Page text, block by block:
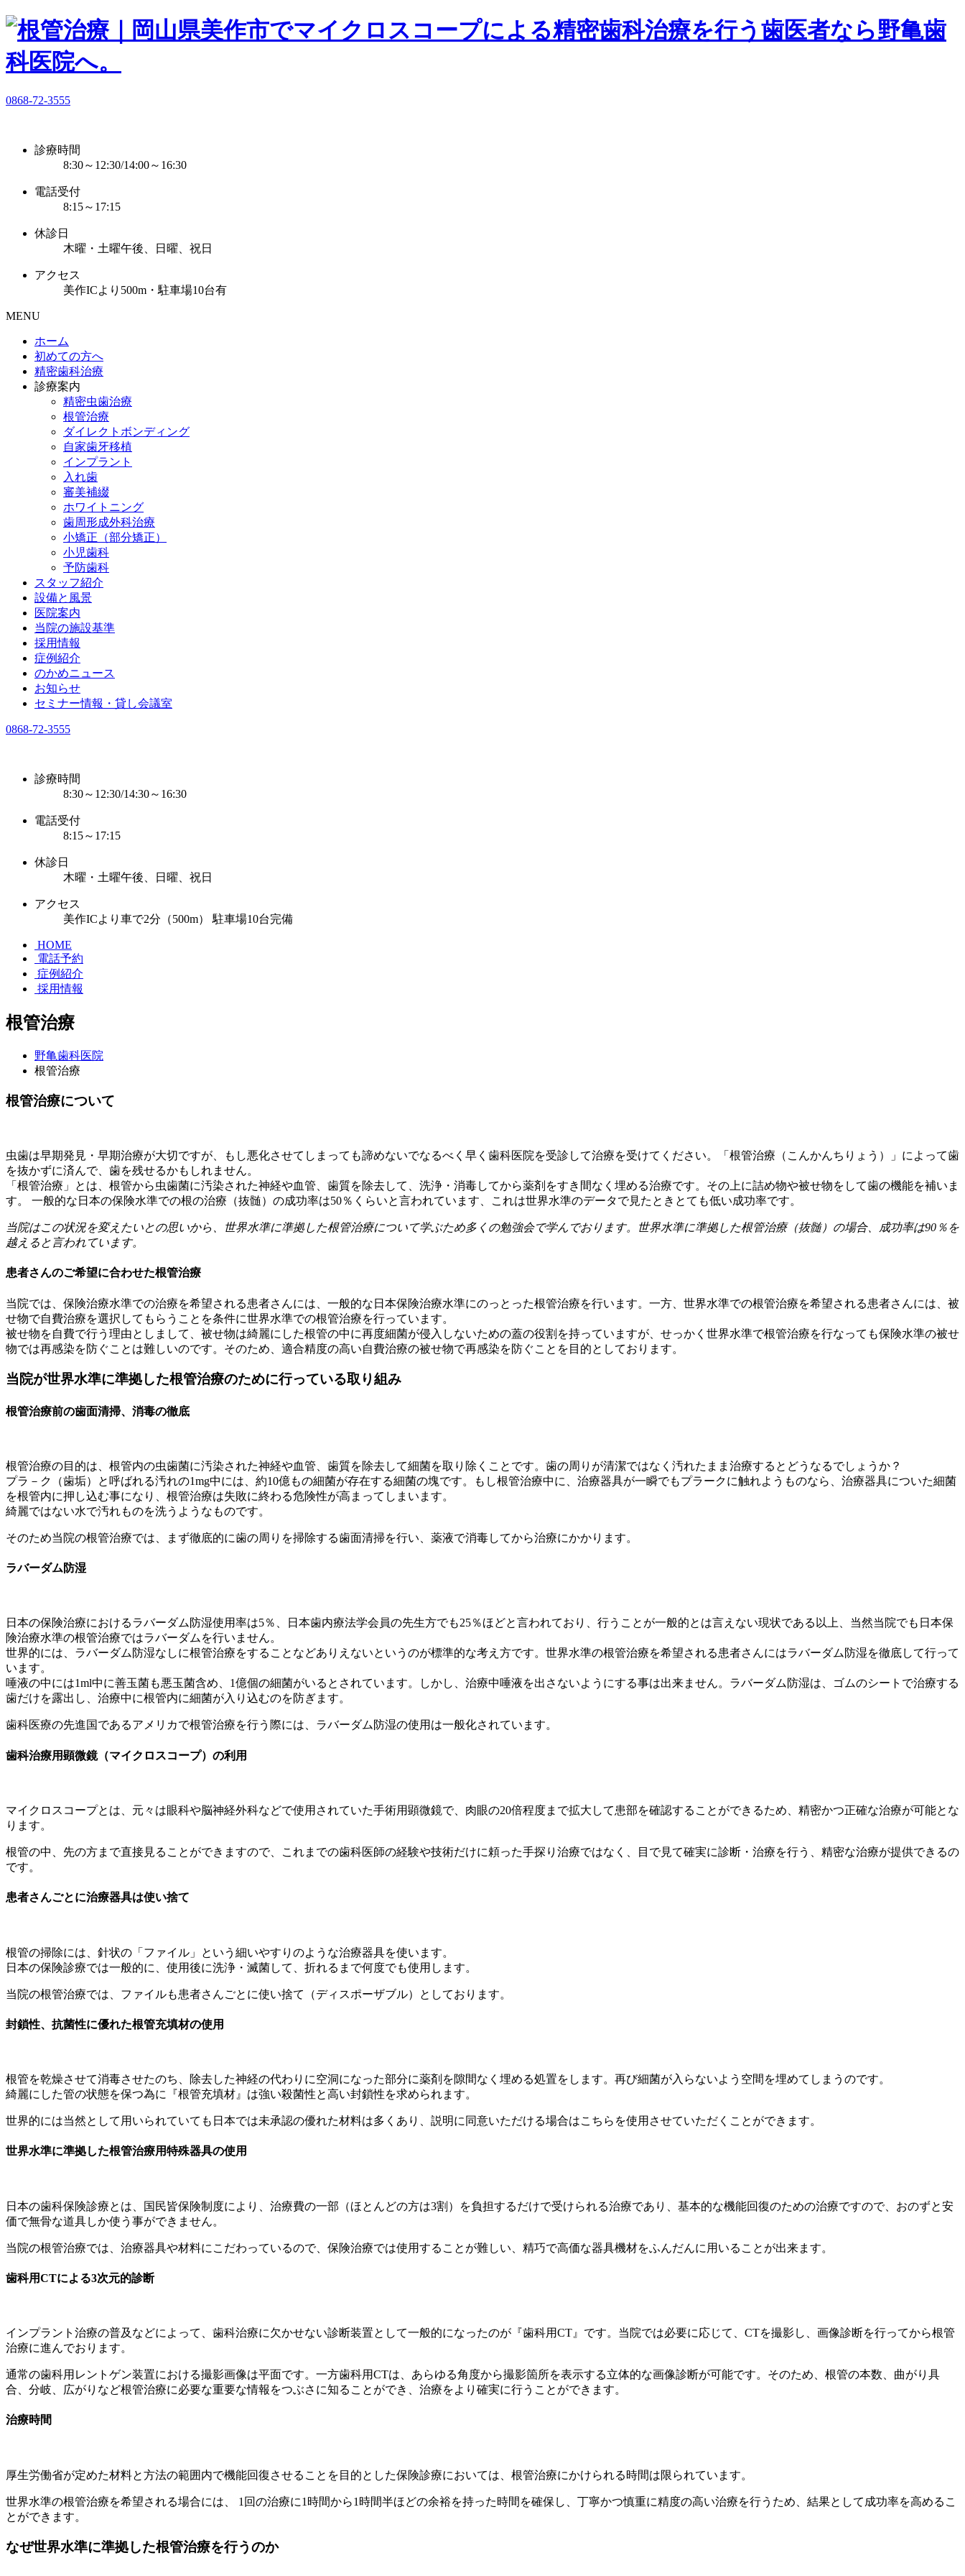
0868-72-3555
診療時間
8:30～12:30/14:00～16:30
電話受付
8:15～17:15
休診日
木曜・土曜午後、日曜、祝日
アクセス
美作ICより500m・駐車場10台有
MENU
ホーム
初めての方へ
精密歯科治療
診療案内
精密虫歯治療
根管治療
ダイレクトボンディング
自家歯牙移植
インプラント
入れ歯
審美補綴
ホワイトニング
歯周形成外科治療
小矯正（部分矯正）
小児歯科
予防歯科
スタッフ紹介
設備と風景
医院案内
当院の施設基準
採用情報
症例紹介
のかめニュース
お知らせ
セミナー情報・貸し会議室
0868-72-3555
診療時間
8:30～12:30/14:30～16:30
電話受付
8:15～17:15
休診日
木曜・土曜午後、日曜、祝日
アクセス
美作ICより車で2分（500m） 駐車場10台完備
HOME
電話予約
症例紹介
採用情報
根管治療
野亀歯科医院
根管治療
根管治療について
虫歯は早期発見・早期治療が大切ですが、もし悪化させてしまっても諦めないでなるべく早く歯科医院を受診して治療を受けてください。「根管治療（こんかんちりょう）」によって歯
を抜かずに済んで、歯を残せるかもしれません。
「根管治療」とは、根管から虫歯菌に汚染された神経や血管、歯質を除去して、洗浄・消毒してから薬剤をすき間なく埋める治療です。その上に詰め物や被せ物をして歯の機能を補いま
す。 一般的な日本の保険水準での根の治療（抜髄）の成功率は50％くらいと言われています、これは世界水準のデータで見たときとても低い成功率です。
当院はこの状況を変えたいとの思いから、世界水準に準拠した根管治療について学ぶため多くの勉強会で学んでおります。世界水準に準拠した根管治療（抜髄）の場合、成功率は90％を
越えると言われています。
患者さんのご希望に合わせた根管治療
当院では、保険治療水準での治療を希望される患者さんには、一般的な日本保険治療水準にのっとった根管治療を行います。一方、世界水準での根管治療を希望される患者さんには、被
せ物で自費治療を選択してもらうことを条件に世界水準での根管治療を行っています。
被せ物を自費で行う理由としまして、被せ物は綺麗にした根管の中に再度細菌が侵入しないための蓋の役割を持っていますが、せっかく世界水準で根管治療を行なっても保険水準の被せ
物では再感染を防ぐことは難しいのです。そのため、適合精度の高い自費治療の被せ物で再感染を防ぐことを目的としております。
当院が世界水準に準拠した根管治療のために行っている取り組み
根管治療前の歯面清掃、消毒の徹底
根管治療の目的は、根管内の虫歯菌に汚染された神経や血管、歯質を除去して細菌を取り除くことです。歯の周りが清潔ではなく汚れたまま治療するとどうなるでしょうか？
プラ－ク（歯垢）と呼ばれる汚れの1mg中には、約10億もの細菌が存在する細菌の塊です。もし根管治療中に、治療器具が一瞬でもプラークに触れようものなら、治療器具についた細菌
を根管内に押し込む事になり、根管治療は失敗に終わる危険性が高まってしまいます。
綺麗ではない水で汚れものを洗うようなものです。
そのため当院の根管治療では、まず徹底的に歯の周りを掃除する歯面清掃を行い、薬液で消毒してから治療にかかります。
ラバーダム防湿
日本の保険治療におけるラバーダム防湿使用率は5％、日本歯内療法学会員の先生方でも25％ほどと言われており、行うことが一般的とは言えない現状である以上、当然当院でも日本保
険治療水準の根管治療ではラバーダムを行いません。
世界的には、ラバーダム防湿なしに根管治療をすることなどありえないというのが標準的な考え方です。世界水準の根管治療を希望される患者さんにはラバーダム防湿を徹底して行って
います。
唾液の中には1ml中に善玉菌も悪玉菌含め、1億個の細菌がいるとされています。しかし、治療中唾液を出さないようにする事は出来ません。ラバーダム防湿は、ゴムのシートで治療する
歯だけを露出し、治療中に根管内に細菌が入り込むのを防ぎます。
歯科医療の先進国であるアメリカで根管治療を行う際には、ラバーダム防湿の使用は一般化されています。
歯科治療用顕微鏡（マイクロスコープ）の利用
マイクロスコープとは、元々は眼科や脳神経外科などで使用されていた手術用顕微鏡で、肉眼の20倍程度まで拡大して患部を確認することができるため、精密かつ正確な治療が可能とな
ります。
根管の中、先の方まで直接見ることができますので、これまでの歯科医師の経験や技術だけに頼った手探り治療ではなく、目で見て確実に診断・治療を行う、精密な治療が提供できるの
です。
患者さんごとに治療器具は使い捨て
根管の掃除には、針状の「ファイル」という細いやすりのような治療器具を使います。
日本の保険診療では一般的に、使用後に洗浄・滅菌して、折れるまで何度でも使用します。
当院の根管治療では、ファイルも患者さんごとに使い捨て（ディスポーザブル）としております。
封鎖性、抗菌性に優れた根管充填材の使用
根管を乾燥させて消毒させたのち、除去した神経の代わりに空洞になった部分に薬剤を隙間なく埋める処置をします。再び細菌が入らないよう空間を埋めてしまうのです。
綺麗にした管の状態を保つ為に『根管充填材』は強い殺菌性と高い封鎖性を求められます。
世界的には当然として用いられていても日本では未承認の優れた材料は多くあり、説明に同意いただける場合はこちらを使用させていただくことができます。
世界水準に準拠した根管治療用特殊器具の使用
日本の歯科保険診療とは、国民皆保険制度により、治療費の一部（ほとんどの方は3割）を負担するだけで受けられる治療であり、基本的な機能回復のための治療ですので、おのずと安
価で無骨な道具しか使う事ができません。
当院の根管治療では、治療器具や材料にこだわっているので、保険治療では使用することが難しい、精巧で高価な器具機材をふんだんに用いることが出来ます。
歯科用CTによる3次元的診断
インプラント治療の普及などによって、歯科治療に欠かせない診断装置として一般的になったのが『歯科用CT』です。当院では必要に応じて、CTを撮影し、画像診断を行ってから根管
治療に進んでおります。
通常の歯科用レントゲン装置における撮影画像は平面です。一方歯科用CTは、あらゆる角度から撮影箇所を表示する立体的な画像診断が可能です。そのため、根管の本数、曲がり具
合、分岐、広がりなど根管治療に必要な重要な情報をつぶさに知ることができ、治療をより確実に行うことができます。
治療時間
厚生労働省が定めた材料と方法の範囲内で機能回復させることを目的とした保険診療においては、根管治療にかけられる時間は限られています。
世界水準の根管治療を希望される場合には、 1回の治療に1時間から1時間半ほどの余裕を持った時間を確保し、丁寧かつ慎重に精度の高い治療を行うため、結果として成功率を高めるこ
とができます。
なぜ世界水準に準拠した根管治療を行うのか